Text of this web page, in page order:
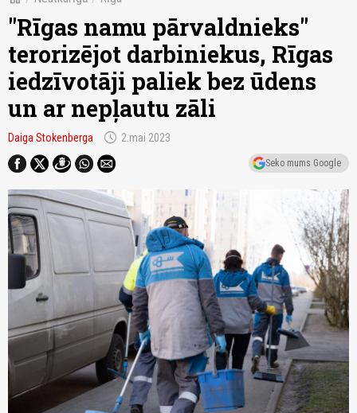
"Rīgas namu pārvaldnieks"
terorizējot darbiniekus, Rīgas
iedzīvotāji paliek bez ūdens
un ar nepļautu zāli
Daiga Stokenberga schedule 2.mai 2023
Seko mums Google